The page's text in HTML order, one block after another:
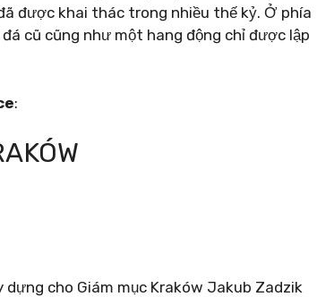
được khai thác trong nhiều thế kỷ. Ở phía
cũ cũng như một hang động chỉ được lập
:
cho Giám mục Kraków Jakub Zadzik